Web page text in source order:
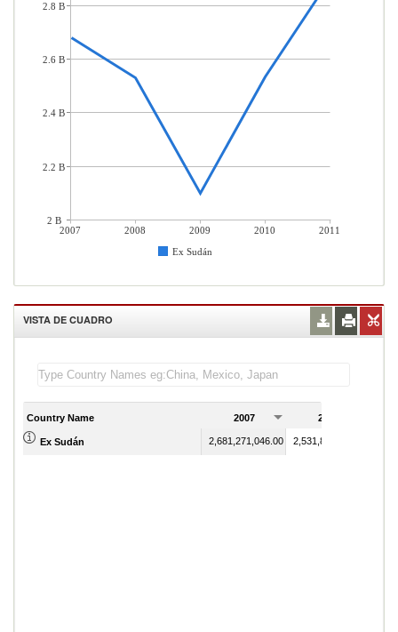
2007 2008 2009 2010
2011
Ex Sudán
2.8 B
2.6 B
2.4 B
2.2 B
2 B
VISTA DE CUADRO
Country Name 2007 2008
Ex Sudán 2,681,271,046.00 2,531,819,000.00